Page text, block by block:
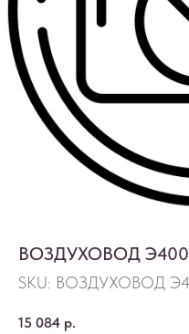
ВОЗДУХОВОД
SKU: ВОЗДУХОВОД
15 084 р.